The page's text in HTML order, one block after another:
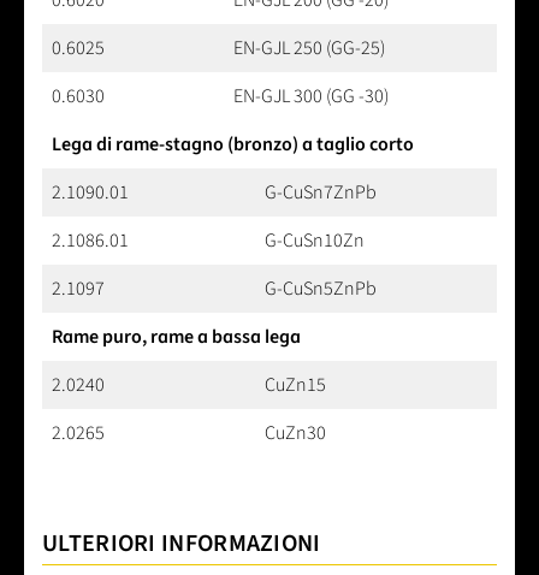
0.6025
EN-GJL 250 (GG-25)
0.6030
EN-GJL 300 (GG -30)
Lega di rame-stagno (bronzo) a taglio corto
2.1090.01
G-CuSn7ZnPb
2.1086.01
G-CuSn10Zn
2.1097
G-CuSn5ZnPb
Rame puro, rame a bassa lega
2.0240
CuZn15
2.0265
CuZn30
ULTERIORI INFORMAZIONI